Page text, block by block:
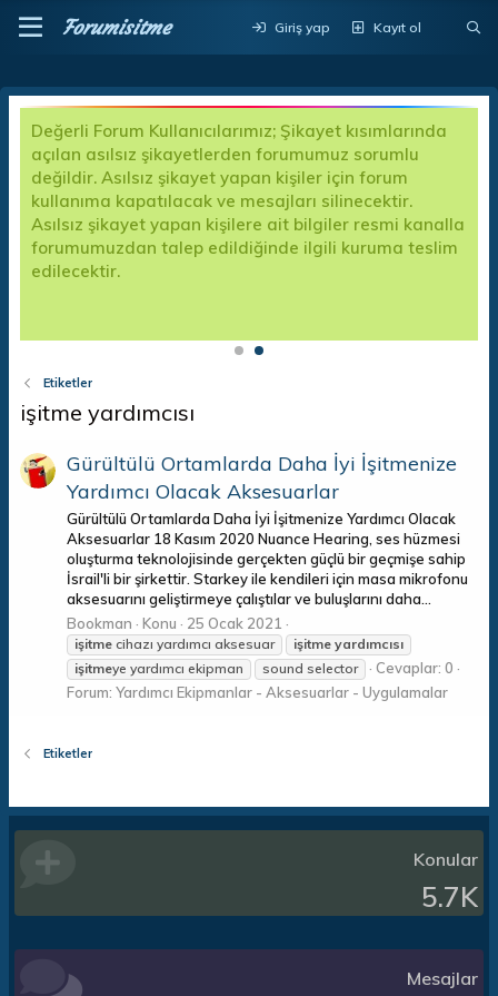
Forumisitme Giriş yap Kayıt ol
Değerli Forum Kullanıcılarımız; Şikayet kısımlarında
açılan asılsız şikayetlerden forumumuz sorumlu
değildir. Asılsız şikayet yapan kişiler için forum
kullanıma kapatılacak ve mesajları silinecektir.
Asılsız şikayet yapan kişilere ait bilgiler resmi kanalla
forumumuzdan talep edildiğinde ilgili kuruma teslim
edilecektir.
Etiketler
işitme yardımcısı
Gürültülü Ortamlarda Daha İyi İşitmenize
Yardımcı Olacak Aksesuarlar
Gürültülü Ortamlarda Daha İyi İşitmenize Yardımcı Olacak
Aksesuarlar 18 Kasım 2020 Nuance Hearing, ses hüzmesi
oluşturma teknolojisinde gerçekten güçlü bir geçmişe sahip
İsrail'li bir şirkettir. Starkey ile kendileri için masa mikrofonu
aksesuarını geliştirmeye çalıştılar ve buluşlarını daha...
Bookman
Konu 25 Ocak 2021
işitme cihazı yardımcı aksesuar işitme yardımcısı
işitmeye yardımcı ekipman sound selector
Cevaplar: 0
Forum: Yardımcı Ekipmanlar - Aksesuarlar - Uygulamalar
Etiketler
Konular
5.7K
Mesajlar